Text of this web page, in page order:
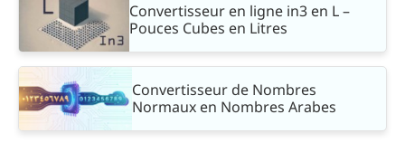
Convertisseur en ligne in3 en L –
Pouces Cubes en Litres
Convertisseur de Nombres
Normaux en Nombres Arabes